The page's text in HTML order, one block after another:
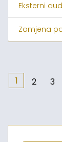
Eksterni
Zamjena
1 2 3